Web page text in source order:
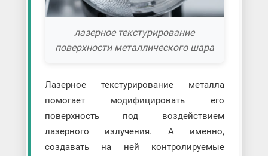
лазерное текстурирование
поверхности металлического шара
Лазерное текстурирование металла
помогает модифицировать его
поверхность под воздействием
лазерного излучения. А именно,
создавать на ней контролируемые